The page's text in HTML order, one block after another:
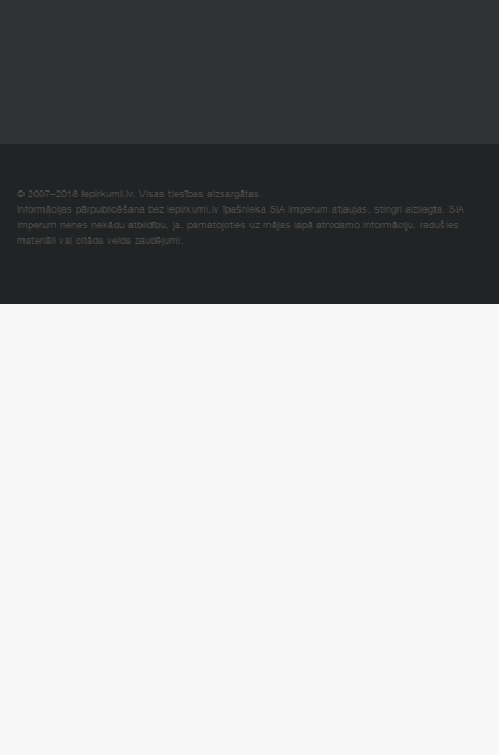
© 2007–2018 Iepirkumi.lv. Visas tiesības aizsargātas.
Informācijas pārpublicēšana bez iepirkumi.lv īpašnieka SIA Imperum atļaujas, stingri aizliegta. SIA
Imperum nenes nekādu atbildību, ja, pamatojoties uz mājas lapā atrodamo informāciju, radušies
materiāli vai citāda veida zaudējumi.